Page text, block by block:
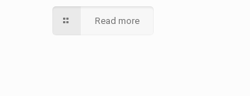
Read more